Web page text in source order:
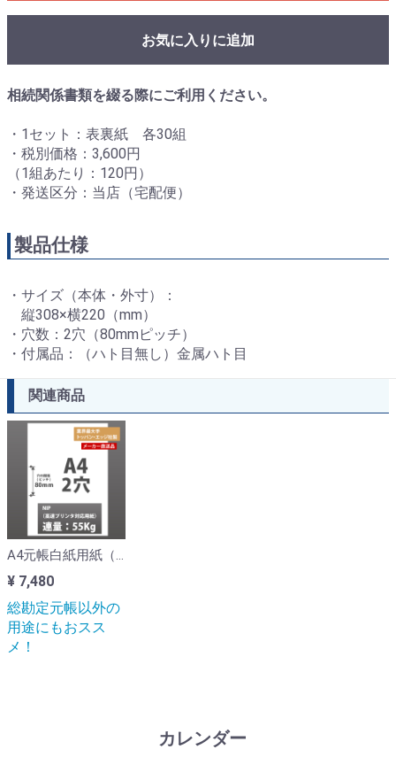
お気に入りに追加
相続関係書類を綴る際にご利用ください。
・1セット：表裏紙 各30組
・税別価格：3,600円
（1組あたり：120円）
・発送区分：当店（宅配便）
製品仕様
・サイズ（本体・外寸）：
縦308×横220（mm）
・穴数：2穴（80mmピッチ）
・付属品：（ハト目無し）金属ハト目
関連商品
A4元帳白紙用紙（2穴・3000枚入）【メーカー直送につき日時指定不可・代引不可（単体購入時）】
¥ 7,480
総勘定元帳以外の
用途にもおスス
メ！
カレンダー